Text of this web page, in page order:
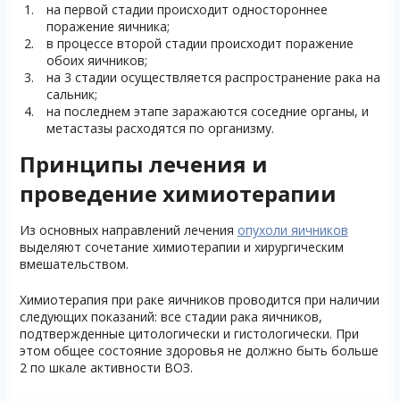
на первой стадии происходит одностороннее
поражение яичника;
в процессе второй стадии происходит поражение
обоих яичников;
на 3 стадии осуществляется распространение рака на
сальник;
на последнем этапе заражаются соседние органы, и
метастазы расходятся по организму.
Принципы лечения и
проведение химиотерапии
Из основных направлений лечения опухоли яичников
выделяют сочетание химиотерапии и хирургическим
вмешательством.
Химиотерапия при раке яичников проводится при наличии
следующих показаний: все стадии рака яичников,
подтвержденные цитологически и гистологически. При
этом общее состояние здоровья не должно быть больше
2 по шкале активности ВОЗ.